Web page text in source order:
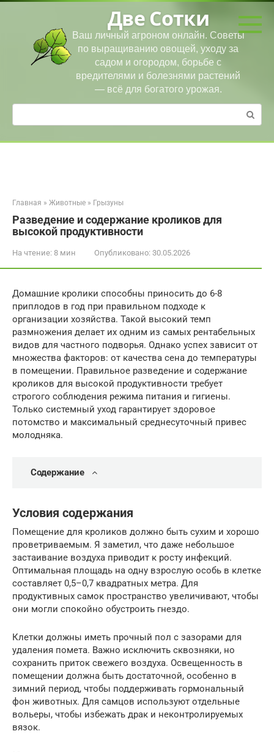
Перейти
Две Сотки
Ваш личный агроном онлайн. Советы
по выращиванию овощей, уходу за
садом и огородом, борьбе с
вредителями и болезнями растений
— всё для богатого урожая.
Поиск:
Главная » Животные » Грызуны
Разведение и содержание кроликов для
высокой продуктивности
На чтение: 8 мин Опубликовано: 30.05.2026
Домашние кролики способны приносить до 6-8
приплодов в год при правильном подходе к
организации хозяйства. Такой высокий темп
размножения делает их одним из самых рентабельных
видов для частного подворья. Однако успех зависит от
множества факторов: от качества сена до температуры
в помещении. Правильное разведение и содержание
кроликов для высокой продуктивности требует
строгого соблюдения режима питания и гигиены.
Только системный уход гарантирует здоровое
потомство и максимальный среднесуточный привес
молодняка.
Содержание
Условия содержания
Помещение для кроликов должно быть сухим и хорошо
проветриваемым. Я заметил, что даже небольшое
застаивание воздуха приводит к росту инфекций.
Оптимальная площадь на одну взрослую особь в клетке
составляет 0,5–0,7 квадратных метра. Для
продуктивных самок пространство увеличивают, чтобы
они могли спокойно обустроить гнездо.
Клетки должны иметь прочный пол с зазорами для
удаления помета. Важно исключить сквозняки, но
сохранить приток свежего воздуха. Освещенность в
помещении должна быть достаточной, особенно в
зимний период, чтобы поддерживать гормональный
фон животных. Для самцов используют отдельные
вольеры, чтобы избежать драк и неконтролируемых
вязок.